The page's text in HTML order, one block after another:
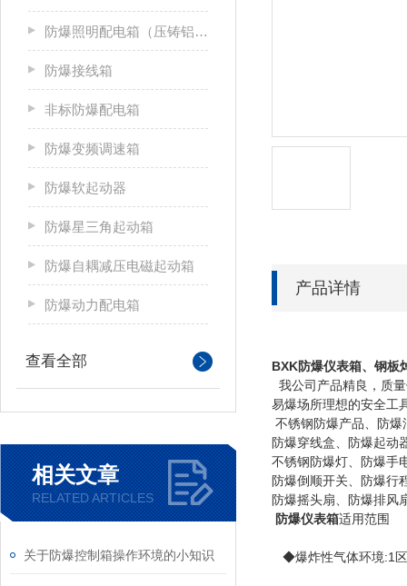
防爆照明配电箱（压铸铝合金）
防爆接线箱
非标防爆配电箱
防爆变频调速箱
防爆软起动器
防爆星三角起动箱
防爆自耦减压电磁起动箱
防爆动力配电箱
查看全部
相关文章
RELATED ARTICLES
关于防爆控制箱操作环境的小知识
产品详情
BXK防爆仪表箱、钢板
我公司产品精良，质
易爆场所理想的安全工
不锈钢防爆产品、防
防爆穿线盒、防爆起动
不锈钢防爆灯、防爆手
防爆倒顺开关、防爆行
防爆摇头扇、防爆排风
防爆仪表箱适用范围
◆爆炸性气体环境:1